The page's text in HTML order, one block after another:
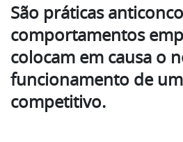
São práticas
comportamentos
colocam em causa o
funcionamento de
competitivo.